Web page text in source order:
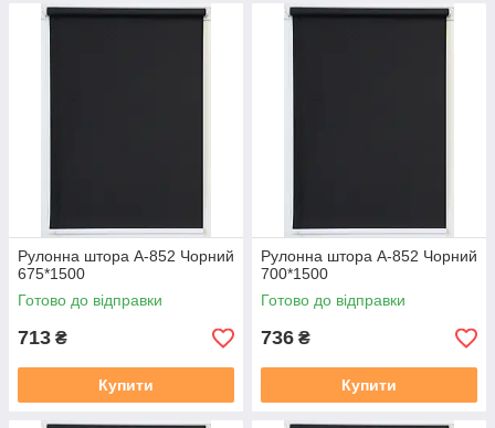
Рулонна штора А-852 Чорний
675*1500
Готово до відправки
713 ₴
Купити
Рулонна штора А-852 Чорний
700*1500
Готово до відправки
736 ₴
Купити